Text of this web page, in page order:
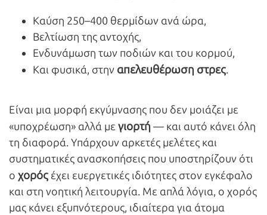
Καύση 250–400 θερμίδων ανά ώρα,
Βελτίωση της αντοχής,
Ενδυνάμωση των ποδιών και του κορμού,
Και φυσικά, στην απελευθέρωση στρες.
Είναι μια μορφή εκγύμνασης που δεν μοιάζει με
«υποχρέωση» αλλά μεγιορτή — και αυτό κάνει όλη
τη διαφορά. Υπάρχουν αρκετές μελέτες και
συστηματικές ανασκοπήσεις που υποστηρίζουν ότι
ο χορός έχει ευεργετικές ιδιότητες στον εγκέφαλο
και στη νοητική λειτουργία. Με απλά λόγια, ο χορός
μας κάνει εξυπνότερους, ιδιαίτερα για άτομα